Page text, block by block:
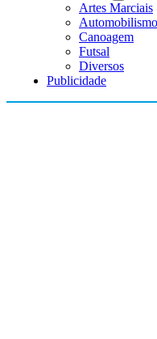
Artes Marciais
Automobilismo
Canoagem
Futsal
Diversos
Publicidade